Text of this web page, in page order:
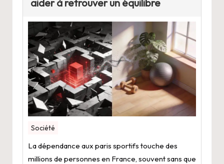
aider à retrouver un équilibre
Société
La dépendance aux paris sportifs touche des
millions de personnes en France, souvent sans que